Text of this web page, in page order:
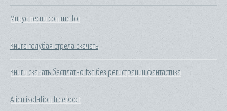
Минус песни comme toi
Книга голубая стрела скачать
Книги скачать бесплатно txt без регистрации фантастика
Alien isolation freeboot